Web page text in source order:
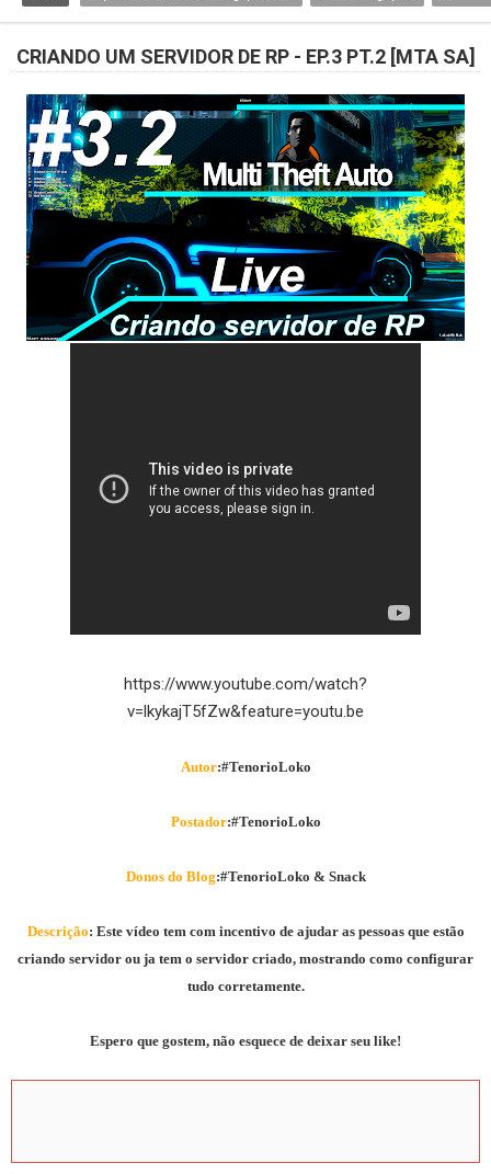
CRIANDO UM SERVIDOR DE RP - EP.3 PT.2 [MTA SA]
https://www.youtube.com/watch?
v=lkykajT5fZw&feature=youtu.be
Autor:#TenorioLoko
Postador:#TenorioLoko
Donos do Blog:#TenorioLoko & Snack
Descrição: Este vídeo tem com incentivo de ajudar as pessoas que estão
criando servidor ou ja tem o servidor criado, mostrando como configurar
tudo corretamente.
Espero que gostem, não esquece de deixar seu like!